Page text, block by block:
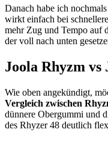
Danach habe ich
wirkt einfach bei
mehr Zug und Tempo auf
der voll nach unten
Joola Rhyzm vs
Wie oben angekündigt,
Vergleich zwischen
dünnere Obergummi und
des Rhyzer 48 deutlich